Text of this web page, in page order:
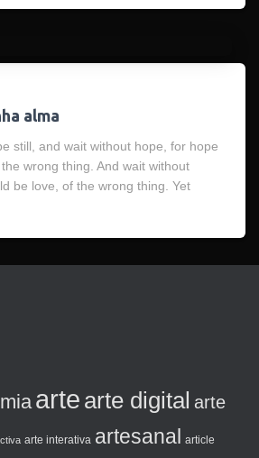
alma
still, and wait without hope, for hope
wrong thing. And wait without
be love, of the wrong thing. Yet
arte arte digital arte
arte interativa artesanal article